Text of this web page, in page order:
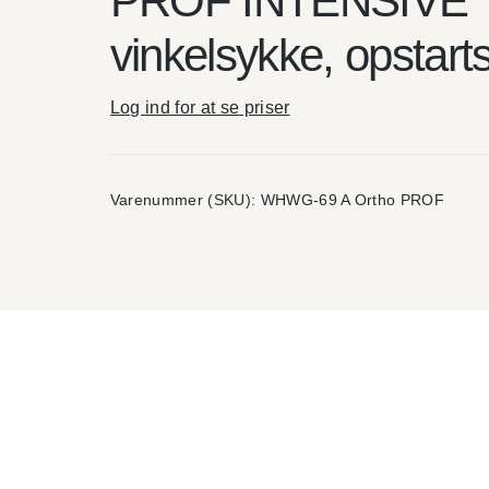
vinkelsykke,
Log ind for at se priser
Varenummer (SKU): WHWG-69 A Ortho PROF